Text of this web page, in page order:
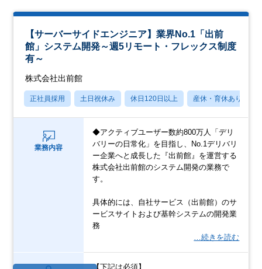
【サーバーサイドエンジニア】業界No.1「出前
館」システム開発～週5リモート・フレックス制度
有～
株式会社出前館
正社員採用 土日祝休み 休日120日以上 産休・育休あり
業務内容
◆アクティブユーザー数約800万人「デリ
バリーの日常化」を目指し、No.1デリバリ
ー企業へと成長した『出前館』を運営する
株式会社出前館のシステム開発の業務で
す。
具体的には、自社サービス（出前館）のサ
ービスサイトおよび基幹システムの開発業
務
…続きを読む
【下記は必須】